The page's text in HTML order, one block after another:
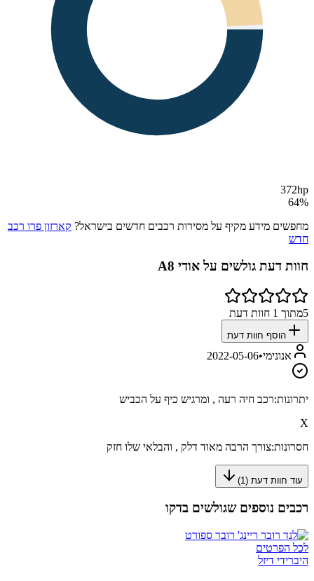
372hp
64%
מחפשים מידע מקיף על מסירות רכבים חדשים בישראל? קארזון פרו רכב
חדש
חוות דעת גולשים על אודי A8
5מתוך 1 חוות דעת
הוסף חוות דעת
אנונימי•
2022-05-06
יתרונות:רכב חיה רעה , ומרגיש כיף על הכביש
X
חסרונות:צורך הרבה מאוד דלק , והבלאי שלו חזק
עוד חוות דעת (1
)
רכבים נוספים שגולשים בדקו
לכל הפרטים
היברידי דיזל